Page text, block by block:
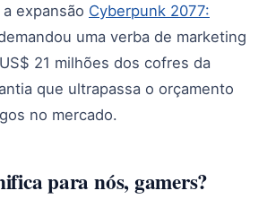
expansão Cyberpunk 2077:
uma verba de marketing
21 milhões dos cofres da
que ultrapassa o orçamento
no mercado.
para nós, gamers?